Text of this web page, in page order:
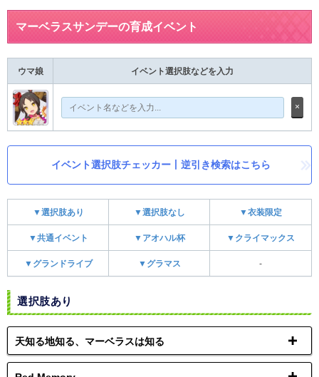
マーベラスサンデーの育成イベント
ウマ娘 イベント選択肢などを入力
×
イベント選択肢チェッカー丨逆引き検索はこちら
▼選択肢あり ▼選択肢なし ▼衣装限定
▼共通イベント ▼アオハル杯 ▼クライマックス
▼グランドライブ ▼グラマス -
選択肢あり
天知る地知る、マーベラスは知る